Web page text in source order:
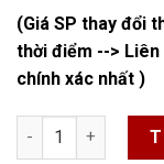
(Giá SP thay đổi
thời điểm -->
chính xác nhất )
Đồng hồ nước